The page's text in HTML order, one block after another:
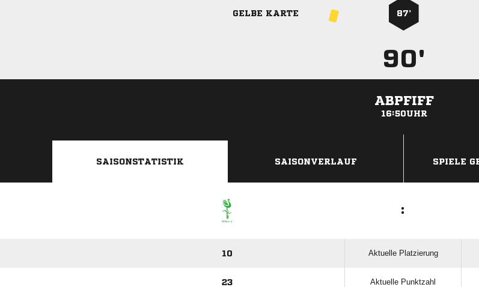
GELBE KARTE 87’
90'
ABPFIFF
16:50UHR
SAISONSTATISTIK SAISONVERLAUF SPIELE
:
10 Aktuelle Platzierung
23 Aktuelle Punktzahl